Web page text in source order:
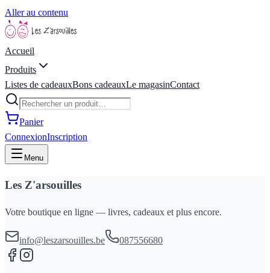
Aller au contenu
Accueil
Produits
Listes de cadeauxBons cadeauxLe magasinContact
Panier
ConnexionInscription
Menu
Les Z'arsouilles
Votre boutique en ligne — livres, cadeaux et plus encore.
info@leszarsouilles.be 087556680